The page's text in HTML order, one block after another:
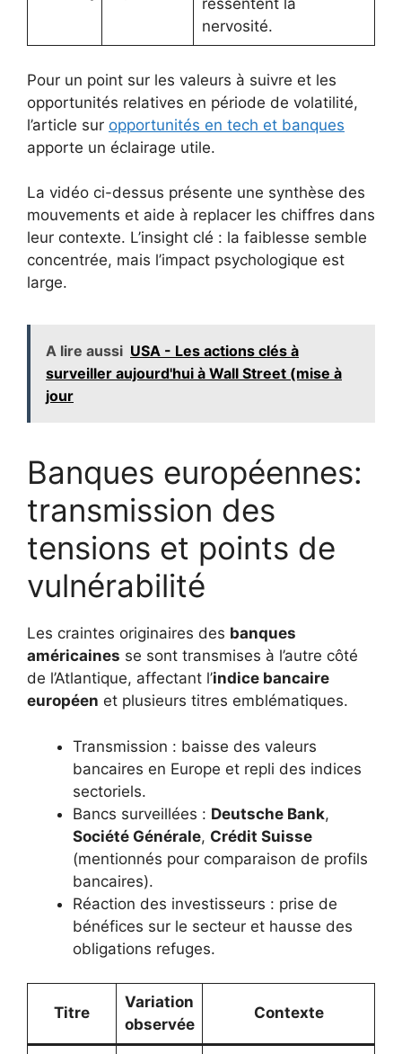
ressentent la
nervosité.
Pour un point sur les valeurs à suivre et les
opportunités relatives en période de volatilité,
l’article sur opportunités en tech et banques
apporte un éclairage utile.
La vidéo ci-dessus présente une synthèse des
mouvements et aide à replacer les chiffres dans
leur contexte. L’insight clé : la faiblesse semble
concentrée, mais l’impact psychologique est
large.
A lire aussi USA - Les actions clés à
surveiller aujourd'hui à Wall Street (mise à
jour
Banques européennes:
transmission des
tensions et points de
vulnérabilité
Les craintes originaires des banques
américaines se sont transmises à l’autre côté
de l’Atlantique, affectant l’indice bancaire
européen et plusieurs titres emblématiques.
Transmission : baisse des valeurs
bancaires en Europe et repli des indices
sectoriels.
Bancs surveillées : Deutsche Bank,
Société Générale, Crédit Suisse
(mentionnés pour comparaison de profils
bancaires).
Réaction des investisseurs : prise de
bénéfices sur le secteur et hausse des
obligations refuges.
Titre
Variation
observée
Contexte